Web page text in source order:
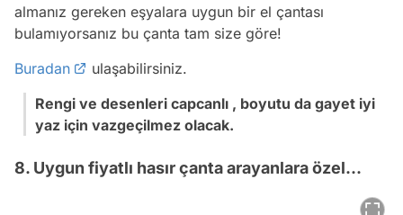
almanız gereken eşyalara uygun bir el çantası
bulamıyorsanız bu çanta tam size göre!
Buradan
ulaşabilirsiniz.
Rengi ve desenleri capcanlı , boyutu da gayet iyi
yaz için vazgeçilmez olacak.
8. Uygun fiyatlı hasır çanta arayanlara özel...